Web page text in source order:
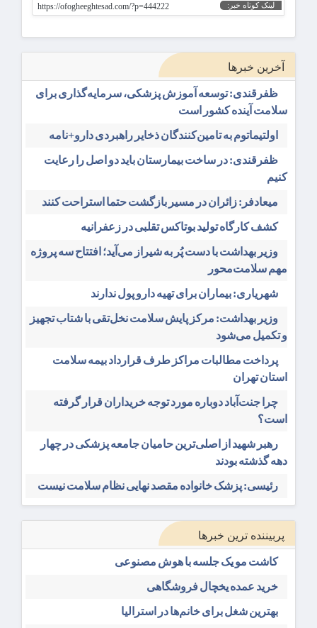
لینک کوتاه خبر: https://ofogheeghtesad.com/?p=444222
آخرین خبرها
ظفرقندی: توسعه آموزش پزشکی، سرمایه‌گذاری برای
سلامت آینده کشور است
اولتیماتوم به تامین‌کنندگان ذخایر راهبردی دارو+نامه
ظفرقندی: در ساخت بیمارستان باید دو اصل را رعایت
کنیم
میعادفر: زائران در مسیر بازگشت حتما استراحت کنند
کشف کارگاه تولید بوتاکس تقلبی در زعفرانیه
وزیر بهداشت با دست پُر به شیراز می‌آید؛ افتتاح سه پروژه
مهم سلامت‌محور
شهریاری: بیماران برای تهیه دارو پول ندارند
وزیر بهداشت: مرکز پایش سلامت نخل‌تقی با شتاب تجهیز
و تکمیل می‌شود
پرداخت مطالبات مراکز طرف قرارداد بیمه سلامت
استان تهران
چرا جنت‌آباد دوباره مورد توجه خریداران قرار گرفته
است؟
رهبر شهید از اصلی‌ترین حامیان جامعه پزشکی در چهار
دهه گذشته بودند
رئیسی: پزشک خانواده مقصد نهایی نظام سلامت نیست
پربیننده ترین خبرها
کاشت مو یک جلسه با هوش مصنوعی
خرید عمده یخچال فروشگاهی
بهترین شغل برای خانم‌ها در استرالیا